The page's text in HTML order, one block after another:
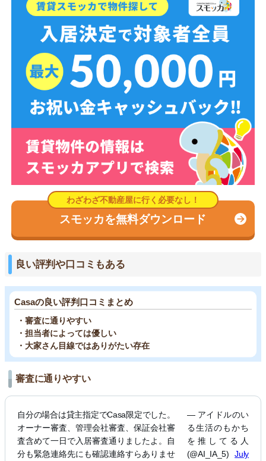
スモッカを無料ダウンロード
良い評判や口コミもある
Casaの良い評判口コミまとめ
・審査に通りやすい
・担当者によっては優しい
・大家さん目線ではありがたい存在
審査に通りやすい
自分の場合は貸主指定でCasa限定でした。
オーナー審査、管理会社審査、保証会社審
査含めて一日で入居審査通りましたよ。自
分も緊急連絡先にも確認連絡すらありませ
— アイドルのい
る生活のもかち
を推してる人
(@AI_IA_5)July